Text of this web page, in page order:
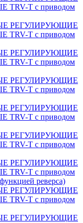
T с приводом
РЕГУЛИРУЮЩИЕ
T с приводом
РЕГУЛИРУЮЩИЕ
T с приводом
РЕГУЛИРУЮЩИЕ
T с приводом
РЕГУЛИРУЮЩИЕ
T с приводом
РЕГУЛИРУЮЩИЕ
T с приводом
РЕГУЛИРУЮЩИЕ
T с приводом
реверса)
РЕГУЛИРУЮЩИЕ
T с приводом
РЕГУЛИРУЮЩИЕ